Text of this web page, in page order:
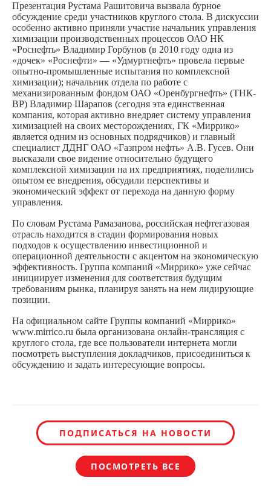
Презентация Рустама Рашитовича вызвала бурное
обсуждение среди участников круглого стола. В дискуссии
особенно активно приняли участие начальник управления
химизации производственных процессов ОАО НК
«Роснефть» Владимир Горбунов (в 2010 году одна из
«дочек» «Роснефти» — «Удмуртнефть» провела первые
опытно-промышленные испытания по комплексной
химизации); начальник отдела по работе с
механизированным фондом ОАО «Оренбургнефть» (ТНК-
ВР) Владимир Шарапов (сегодня эта единственная
компания, которая активно внедряет систему управления
химизацией на своих месторождениях, ГК «Миррико»
является одним из основных подрядчиков) и главный
специалист ДДНГ ОАО «Газпром нефть» А.В. Гусев. Они
высказали свое видение относительно будущего
комплексной химизации на их предприятиях, поделились
опытом ее внедрения, обсудили перспективы и
экономический эффект от перехода на данную форму
управления.
По словам Рустама Рамазанова, российская нефтегазовая
отрасль находится в стадии формирования новых
подходов к осуществлению инвестиционной и
операционной деятельности с акцентом на экономическую
эффективность. Группа компаний «Миррико» уже сейчас
инициирует изменения для соответствия будущим
требованиям рынка, планируя занять на нем лидирующие
позиции.
На официальном сайте Группы компаний «Миррико»
www.mirrico.ru была организована онлайн-трансляция с
круглого стола, где все пользователи интернета могли
посмотреть выступления докладчиков, присоединиться к
обсуждению и задать интересующие вопросы.
ПОДПИСАТЬСЯ НА НОВОСТИ
ПОСМОТРЕТЬ ВСЕ